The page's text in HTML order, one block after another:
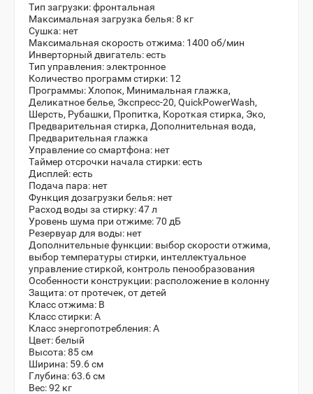
Тип загрузки: фронтальная
Максимальная загрузка белья: 8 кг
Сушка: нет
Максимальная скорость отжима: 1400 об/мин
Инверторный двигатель: есть
Тип управления: электронное
Количество программ стирки: 12
Программы: Хлопок, Минимальная глажка,
Деликатное белье, Экспресс-20, QuickPowerWash,
Шерсть, Рубашки, Пропитка, Короткая стирка, Эко,
Предварительная стирка, Дополнительная вода,
Предварительная глажка
Управление со смартфона: нет
Таймер отсрочки начала стирки: есть
Дисплей: есть
Подача пара: нет
Функция дозагрузки белья: нет
Расход воды за стирку: 47 л
Уровень шума при отжиме: 70 дБ
Резервуар для воды: нет
Дополнительные функции: выбор скорости отжима,
выбор температуры стирки, интеллектуальное
управление стиркой, контроль пенообразования
Особенности конструкции: расположение в колонну
Защита: от протечек, от детей
Класс отжима: В
Класс стирки: А
Класс энергопотребления: А
Цвет: белый
Высота: 85 см
Ширина: 59.6 см
Глубина: 63.6 см
Вес: 92 кг